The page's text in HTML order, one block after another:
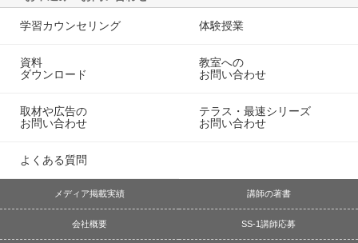
学習カウンセリング 体験授業
資料
ダウンロード
教室への
お問い合わせ
取材や広告の
お問い合わせ
テラス・最速シリーズ
お問い合わせ
よくある質問
メディア掲載実績 講師の著書
会社概要 SS-1講師応募